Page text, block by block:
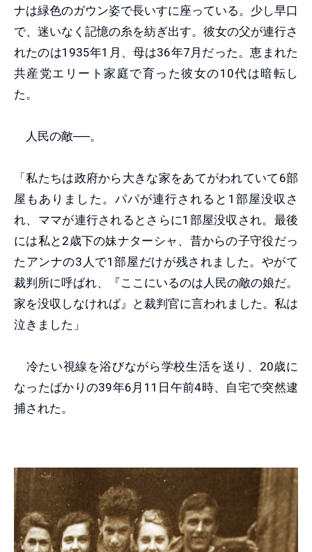
ナは緑色のガウン姿で長いすに座っている。少し早口
で、迷いなく記憶の糸を紡ぎ出す。彼女の父が連行さ
れたのは1935年1月、母は36年7月だった。恵まれた
共産党エリート家庭で育った彼女の10代は暗転し
た。
人民の敵──。
「私たちは政府から大きな家をあてがわれていて6部
屋もありました。パパが連行されると1部屋没収さ
れ、ママが連行されるとさらに1部屋没収され。最後
には私と2歳下の妹ナターシャ、昔からの子守役だっ
たアンナの3人で1部屋だけが残されました。やがて
裁判所に呼ばれ、『ここにいるのは人民の敵の娘だ。
家を没収しなければ』と裁判官に言われました。私は
泣きました」
冷たい視線を浴びながら学校生活を送り、20歳に
なったばかりの39年6月11日午前4時、自宅で突然逮
捕された。